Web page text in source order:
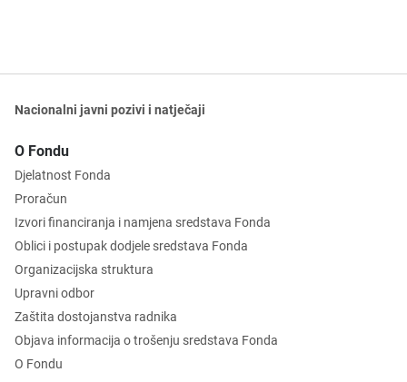
Nacionalni javni pozivi i natječaji
O Fondu
Djelatnost Fonda
Proračun
Izvori financiranja i namjena sredstava Fonda
Oblici i postupak dodjele sredstava Fonda
Organizacijska struktura
Upravni odbor
Zaštita dostojanstva radnika
Objava informacija o trošenju sredstava Fonda
O Fondu